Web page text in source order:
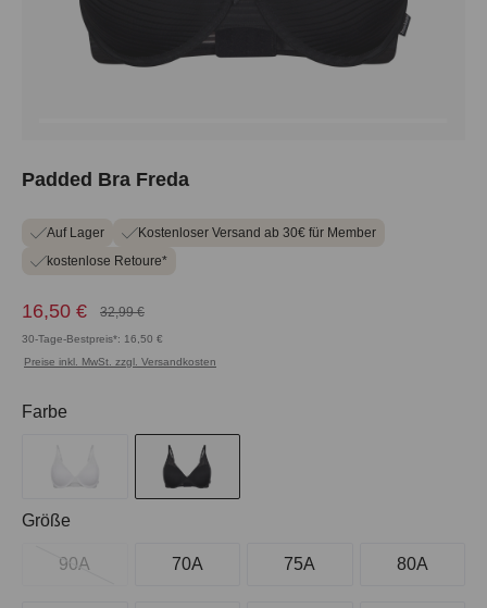
Padded Bra Freda
Auf Lager
Kostenloser Versand ab 30€ für Member
kostenlose Retoure*
16,50 € 32,99 €
30-Tage-Bestpreis*: 16,50 €
Preise inkl. MwSt. zzgl. Versandkosten
Farbe
Größe
90A 70A 75A 80A